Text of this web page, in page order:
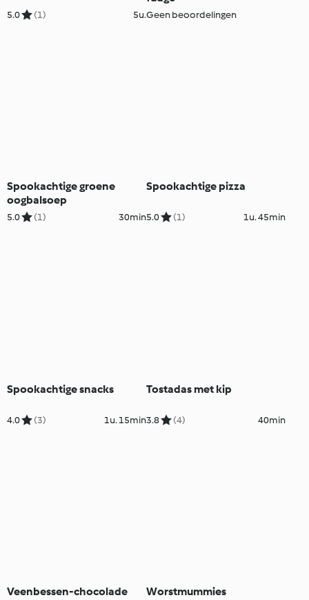
5.0 (1) 5u.Geen beoordelingen
Spookachtige groene
oogbalsoep
5.0 (1) 30min
Spookachtige pizza
5.0 (1) 1u. 45min
Spookachtige snacks
4.0 (3) 1u. 15min
Tostadas met kip
3.8 (4) 40min
Veenbessen-chocolade
Worstmummies